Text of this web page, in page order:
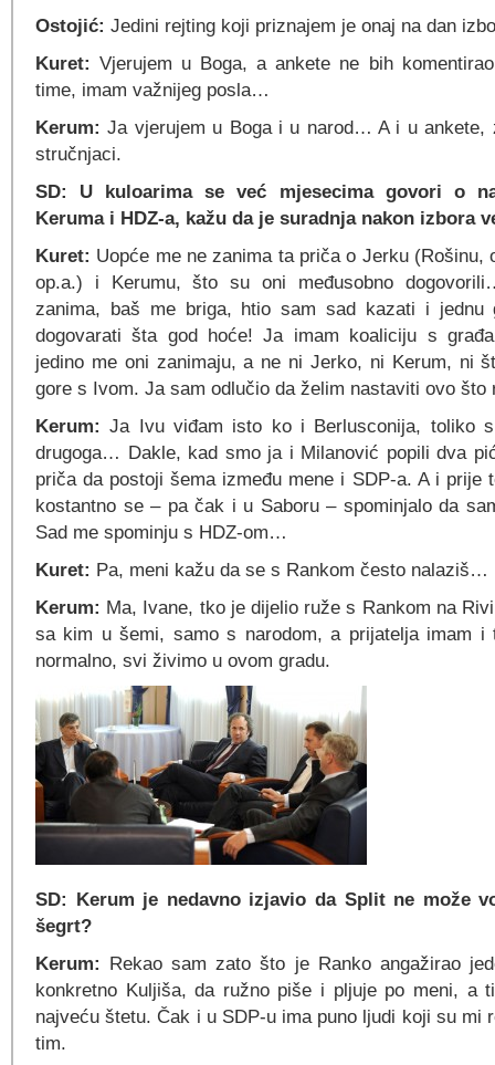
Ostojić: Jedini rejting koji priznajem je onaj na dan
Kuret: Vjerujem u Boga, a ankete ne bih
time, imam važnijeg posla…
Kerum: Ja vjerujem u Boga i u narod… A i u ankete,
stručnjaci.
SD: U kuloarima se već mjesecima govori o
Keruma i HDZ-a, kažu da je suradnja nakon izbora
Kuret: Uopće me ne zanima ta priča o Jerku (Rošinu,
op.a.) i Kerumu, što su oni međusobno
zanima, baš me briga, htio sam sad kazati i jednu
dogovarati šta god hoće! Ja imam koaliciju s
jedino me oni zanimaju, a ne ni Jerko, ni Kerum, ni
gore s Ivom. Ja sam odlučio da želim nastaviti ovo što
Kerum: Ja Ivu viđam isto ko i Berlusconija, toliko
drugoga… Dakle, kad smo ja i Milanović popili dva
priča da postoji šema između mene i SDP-a. A i prije
kostantno se – pa čak i u Saboru – spominjalo da
Sad me spominju s HDZ-om…
Kuret: Pa, meni kažu da se s Rankom često nalaziš…
Kerum: Ma, Ivane, tko je dijelio ruže s Rankom na
sa kim u šemi, samo s narodom, a prijatelja imam i
normalno, svi živimo u ovom gradu.
SD: Kerum je nedavno izjavio da Split ne može
šegrt?
Kerum: Rekao sam zato što je Ranko angažirao
konkretno Kuljiša, da ružno piše i pljuje po meni, a
najveću štetu. Čak i u SDP-u ima puno ljudi koji su mi
tim.